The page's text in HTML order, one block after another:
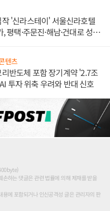
'신라스테이' 서울신라호텔
평택·주문진·해남·건대로 성
텐츠
반도체 포함 장기계약 '2.7조
투자 위축 우려와 반대 신호
하는 댓글은 관련 법률에 의해 제재를 받을
에 포함되거나 인신공격성 글은 관리자의 판